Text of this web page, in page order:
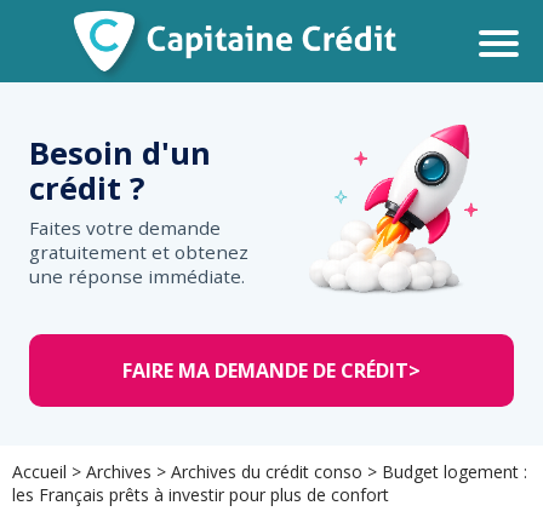
Besoin d'un
crédit ?
Faites votre demande
gratuitement et obtenez
une réponse immédiate.
FAIRE MA DEMANDE DE CRÉDIT>
Accueil > Archives > Archives du crédit conso > Budget logement :
les Français prêts à investir pour plus de confort